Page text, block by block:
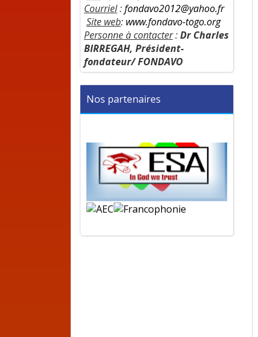
Courriel:fondavo2012@yahoo.fr
Site web: www.fondavo-togo.org
Personne à contacter:Dr Charles
BIRREGAH, Président-
fondateur/ FONDAVO
Nos partenaires